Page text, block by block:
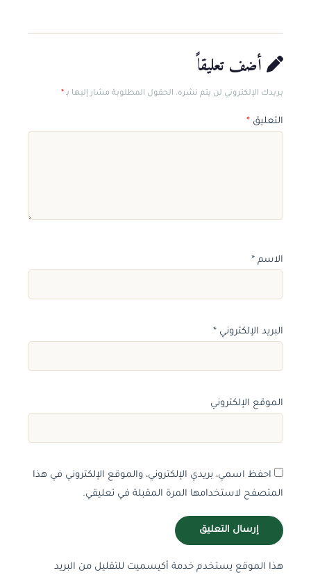
أضف تعليقاً
بريدك الإلكتروني لن يتم نشره. الحقول المطلوبة مشار إليها بـ *
التعليق *
الاسم *
البريد الإلكتروني *
الموقع الإلكتروني
احفظ اسمي، بريدي الإلكتروني، والموقع الإلكتروني في هذا
المتصفح لاستخدامها المرة المقبلة في تعليقي.
هذا الموقع يستخدم خدمة أكيسميت للتقليل من البريد